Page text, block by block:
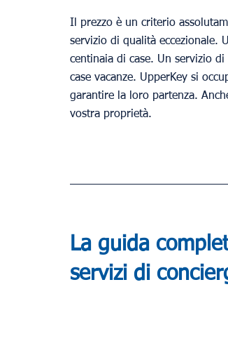
Il prezzo è un criterio
servizio di qualità eccezionale.
centinaia di case. Un servizio
case vacanze. UpperKey si
garantire la loro partenza.
vostra proprietà.
La guida
servizi di